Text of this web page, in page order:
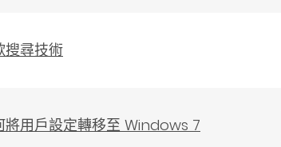
搜尋技術
將用戶設定轉移至 Windows 7